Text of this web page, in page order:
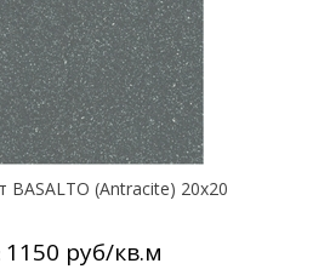
BASALTO (Antracite) 20х20
1150 руб/кв.м